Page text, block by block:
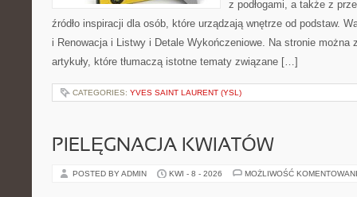
z podłogami, a także z
źródło inspiracji dla osób, które urządzają wnętrze od podstaw.
i Renowacja i Listwy i Detale Wykończeniowe. Na stronie można
artykuły, które tłumaczą istotne tematy związane […]
CATEGORIES: YVES SAINT LAURENT (YSL)
PIELĘGNACJA KWIATÓW
POSTED BY ADMIN KWI - 8 - 2026 MOŻLIWOŚĆ